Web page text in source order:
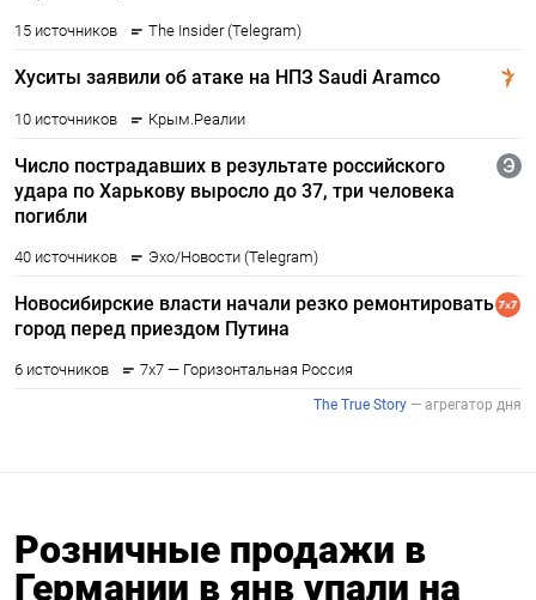
Розничные продажи в
Германии в янв упали на